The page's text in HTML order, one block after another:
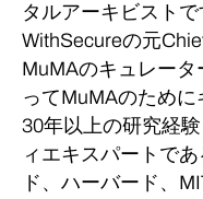
タルアーキビストで
WithSecureの元
MuMAのキュレータ
ってMuMAのために
30年以上の研究経
ィエキスパートで
ド、ハーバード、